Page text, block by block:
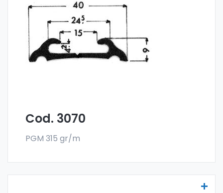
Cod. 3070
PGM 315 gr/m
Las molduras para vehículos se fabrican
con la especial aleación 6060 y se venden
en el formato en barra. El pedido mínimo es
de 300 kg.